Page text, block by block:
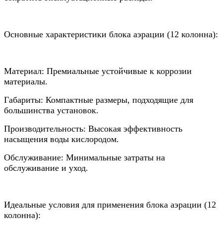
Основные характеристики блока аэрации (12 колонна):
Материал: Премиальные устойчивые к коррозии
материалы.
Габариты: Компактные размеры, подходящие для
большинства установок.
Производительность: Высокая эффективность
насыщения воды кислородом.
Обслуживание: Минимальные затраты на
обслуживание и уход.
Идеальные условия для применения блока аэрации (12
колонна):